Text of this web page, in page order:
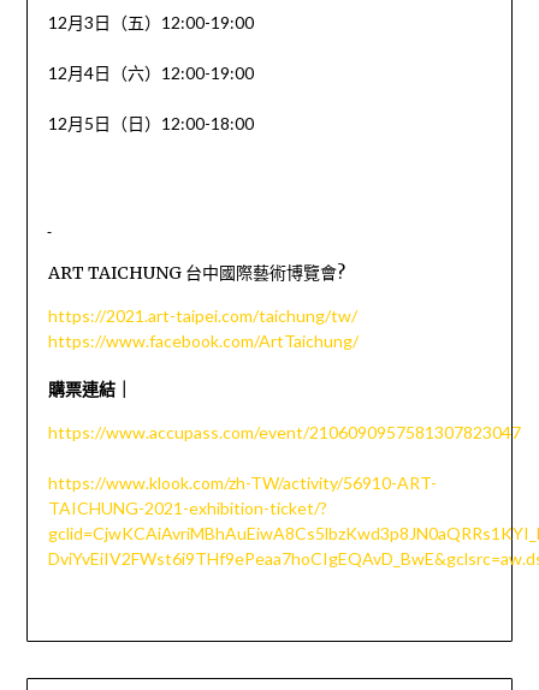
12月3日（五）12:00-19:00
12月4日（六）12:00-19:00
12月5日（日）12:00-18:00
ART TAICHUNG 台中國際藝術博覽會?
https://2021.art-taipei.com/taichung/tw/
https://www.facebook.com/ArtTaichung/
購票連結｜
https://www.accupass.com/event/2106090957581307823047
https://www.klook.com/zh-TW/activity/56910-ART-
TAICHUNG-2021-exhibition-ticket/?